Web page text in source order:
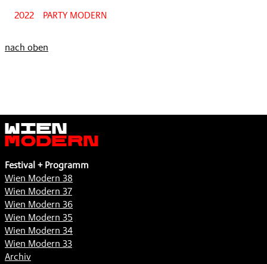
2022
PARTY MODERN
nach oben
Wien
Modern
Festival + Programm
Wien Modern 38
Wien Modern 37
Wien Modern 36
Wien Modern 35
Wien Modern 34
Wien Modern 33
Archiv